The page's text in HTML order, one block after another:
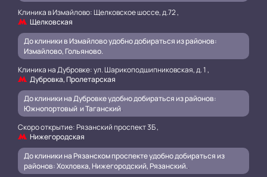
Клиника в Измайлово: Щелковское шоссе, д.72 ,
Щелковская
До клиники в Измайлово удобно добираться из районов:
Измайлово, Гольяново.
Клиника на Дубровке: ул. Шарикоподшипниковская, д. 1 ,
Дубровка, Пролетарская
До клиники на Дубровке удобно добираться из районов:
Южнопортовый и Таганский.
Скоро открытие: Рязанский проспект 3Б ,
Нижегородская
До клиники на Рязанском проспекте удобно добираться из
районов: Хохловка, Нижегородский, Рязанский..